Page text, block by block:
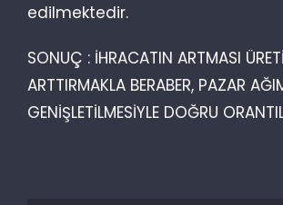
edilmektedir.
SONUÇ : İHRACATIN ARTMASI
ARTTIRMAKLA BERABER, PAZAR
GENİŞLETİLMESİYLE DOĞRU